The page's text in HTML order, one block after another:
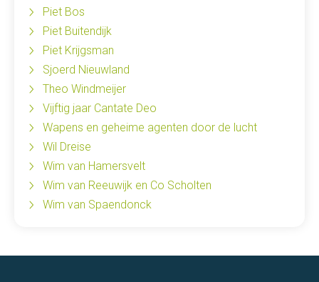
Piet Bos
Piet Buitendijk
Piet Krijgsman
Sjoerd Nieuwland
Theo Windmeijer
Vijftig jaar Cantate Deo
Wapens en geheime agenten door de lucht
Wil Dreise
Wim van Hamersvelt
Wim van Reeuwijk en Co Scholten
Wim van Spaendonck